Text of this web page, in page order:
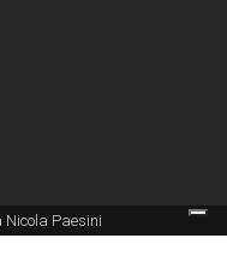
Nicola Paesini